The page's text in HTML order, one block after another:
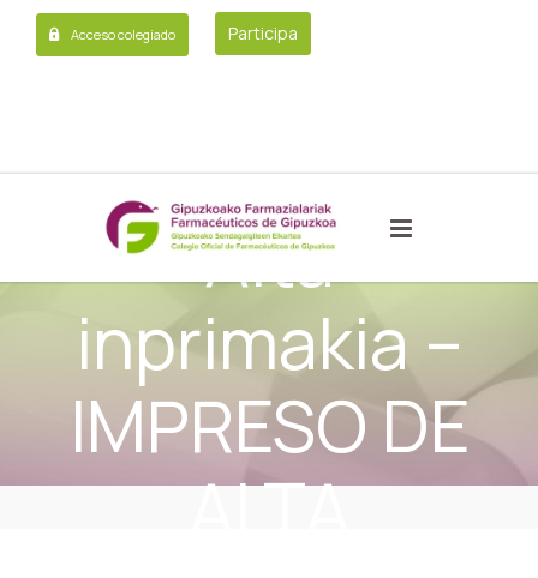
Acceso colegiado Participa
Alta
inprimakia –
IMPRESO DE
ALTA